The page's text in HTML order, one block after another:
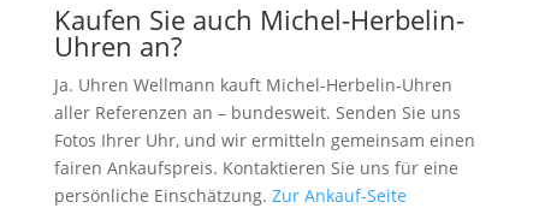
Kaufen Sie auch Michel-Herbelin-
Uhren an?
Ja. Uhren Wellmann kauft Michel-Herbelin-Uhren
aller Referenzen an – bundesweit. Senden Sie uns
Fotos Ihrer Uhr, und wir ermitteln gemeinsam einen
fairen Ankaufspreis. Kontaktieren Sie uns für eine
persönliche Einschätzung. Zur Ankauf-Seite